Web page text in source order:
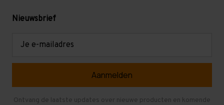
Levering en afhalen
Mezzanine
Gebruikte entresolvloeren
Nieuwsbrief
Ontvang de laatste updates over nieuwe producten en komende